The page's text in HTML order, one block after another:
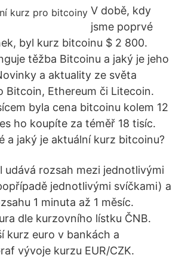
V době, kdy
jsme poprvé
byl kurz bitcoinu $ 2 800.
těžba Bitcoinu a jaký je jeho
a aktuality ze světa
Bitcoin, Ethereum či Litecoin.
byla cena bitcoinu kolem 12
ho koupíte za téměř 18 tisíc.
a jaký je aktuální kurz bitcoinu?
udává rozsah mezi jednotlivými
jednotlivými svíčkami) a
1 minuta až 1 měsíc.
dle kurzovního lístku ČNB.
kurz euro v bankách a
vývoje kurzu EUR/CZK.